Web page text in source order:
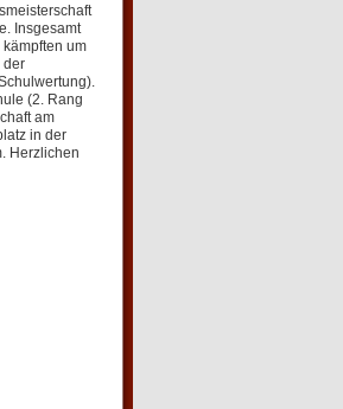
Insgesamt
um
der
(2. Rang
am
in der
Herzlichen